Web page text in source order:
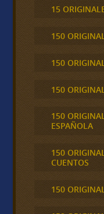
15
150
150
150
150
ESPAÑOLA
150
CUENTOS
150